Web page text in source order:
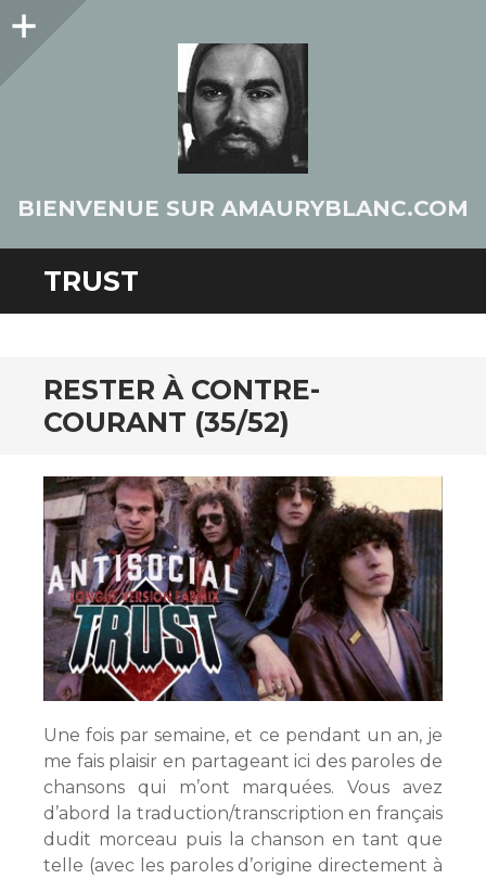
Colonne
BIENVENUE SUR AMAURYBLANC.COM
TRUST
RESTER À CONTRE-
COURANT (35/52)
Une fois par semaine, et ce pendant un an, je
me fais plaisir en partageant ici des paroles de
chansons qui m’ont marquées. Vous avez
d’abord la traduction/transcription en français
dudit morceau puis la chanson en tant que
telle (avec les paroles d’origine directement à